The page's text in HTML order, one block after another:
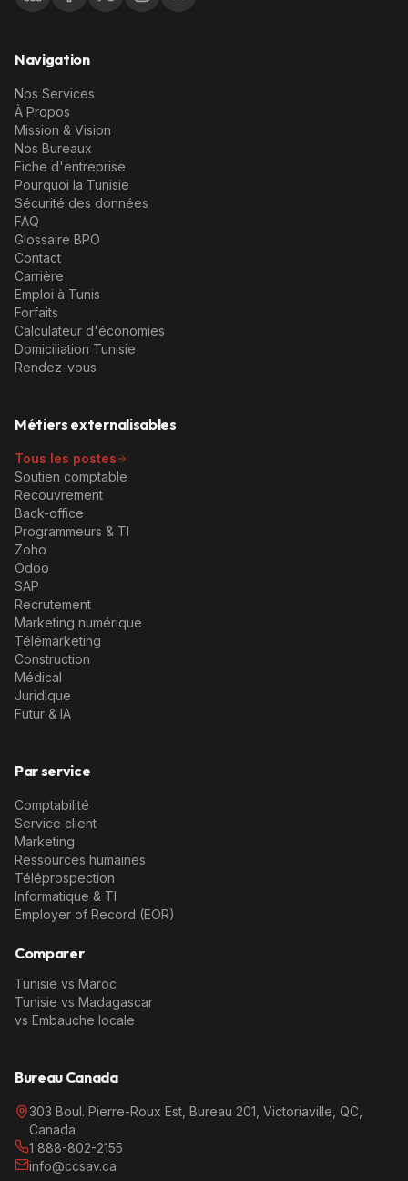
Navigation
Nos Services
À Propos
Mission & Vision
Nos Bureaux
Fiche d'entreprise
Pourquoi la Tunisie
Sécurité des données
FAQ
Glossaire BPO
Contact
Carrière
Emploi à Tunis
Forfaits
Calculateur d'économies
Domiciliation Tunisie
Rendez-vous
Métiers externalisables
Tous les postes
Soutien comptable
Recouvrement
Back-office
Programmeurs & TI
Zoho
Odoo
SAP
Recrutement
Marketing numérique
Télémarketing
Construction
Médical
Juridique
Futur & IA
Par service
Comptabilité
Service client
Marketing
Ressources humaines
Téléprospection
Informatique & TI
Employer of Record (EOR)
Comparer
Tunisie vs Maroc
Tunisie vs Madagascar
vs Embauche locale
Bureau Canada
303 Boul. Pierre-Roux Est, Bureau 201, Victoriaville, QC,
Canada
1 888-802-2155
info@ccsav.ca